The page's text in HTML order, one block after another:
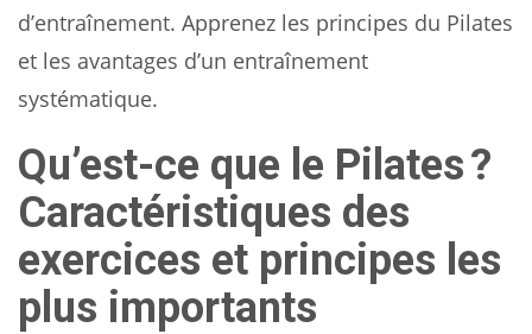
d’entraînement. Apprenez les principes du Pilates
et les avantages d’un entraînement
systématique.
Qu’est-ce que le Pilates ?
Caractéristiques des
exercices et principes les
plus importants